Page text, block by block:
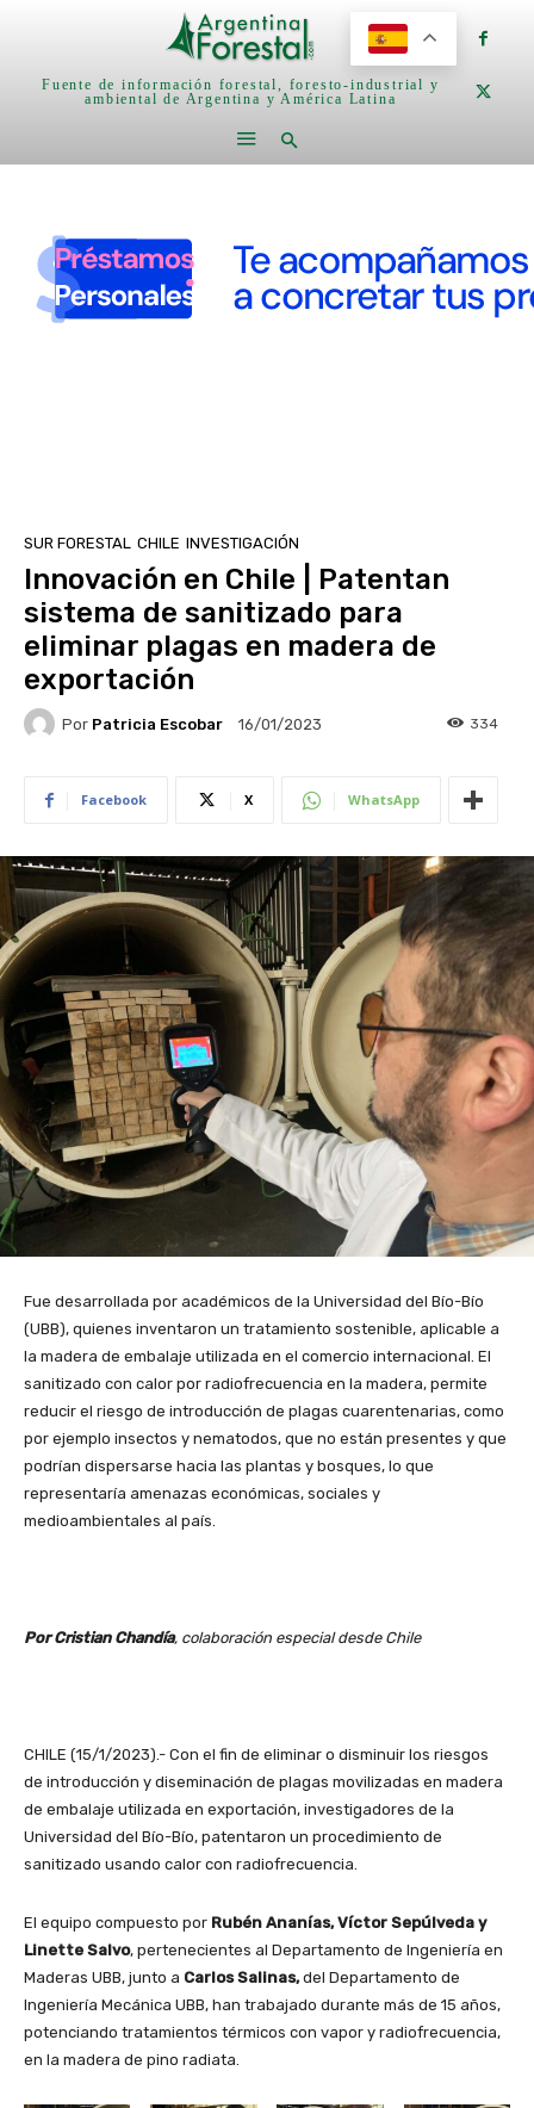
Fuente de información forestal, foresto-industrial y
ambiental de Argentina y América Latina
SUR FORESTAL CHILE INVESTIGACIÓN
Innovación en Chile | Patentan
sistema de sanitizado para
eliminar plagas en madera de
exportación
Por Patricia Escobar 16/01/2023 334
Facebook X WhatsApp
Fue desarrollada por académicos de la Universidad del Bío-Bío
(UBB), quienes inventaron un tratamiento sostenible, aplicable a
la madera de embalaje utilizada en el comercio internacional. El
sanitizado con calor por radiofrecuencia en la madera, permite
reducir el riesgo de introducción de plagas cuarentenarias, como
por ejemplo insectos y nematodos, que no están presentes y que
podrían dispersarse hacia las plantas y bosques, lo que
representaría amenazas económicas, sociales y
medioambientales al país.
Por Cristian Chandía, colaboración especial desde Chile
CHILE (15/1/2023).- Con el fin de eliminar o disminuir los riesgos
de introducción y diseminación de plagas movilizadas en madera
de embalaje utilizada en exportación, investigadores de la
Universidad del Bío-Bío, patentaron un procedimiento de
sanitizado usando calor con radiofrecuencia.
El equipo compuesto por Rubén Ananías, Víctor Sepúlveda y
Linette Salvo, pertenecientes al Departamento de Ingeniería en
Maderas UBB, junto a Carlos Salinas,del Departamento de
Ingeniería Mecánica UBB, han trabajado durante más de 15 años,
potenciando tratamientos térmicos con vapor y radiofrecuencia,
en la madera de pino radiata.